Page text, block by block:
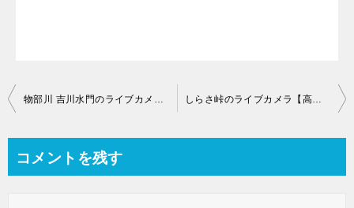
投
ビ
物部川 吉川水門のライブカメラ【高知県香南市吉川町】 しらさ峠のライブカメラ【高知県吾川郡いの町】
コメントを残す